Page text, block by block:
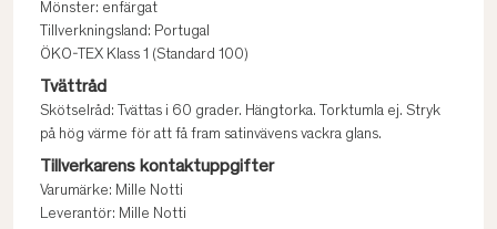
Mönster: enfärgat
Tillverkningsland: Portugal
ÖKO-TEX Klass 1 (Standard 100)
Tvättråd
Skötselråd: Tvättas i 60 grader. Hängtorka. Torktumla ej. Stryk
på hög värme för att få fram satinvävens vackra glans.
Tillverkarens kontaktuppgifter
Varumärke: Mille Notti
Leverantör: Mille Notti